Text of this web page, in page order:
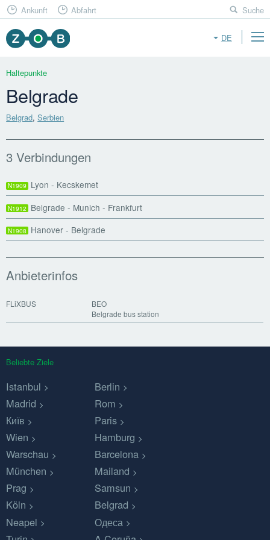
DE
Ankunft Abfahrt Suche
Haltepunkte
Belgrade
Belgrad,Serbien
3 Verbindungen
N1909 Lyon - Kecskemet
N1912 Belgrade - Munich - Frankfurt
N1908 Hanover - Belgrade
Anbieterinfos
FLiXBUS
BEO
Belgrade bus station
Beliebte Ziele
Istanbul
Berlin
Madrid
Rom
Київ
Paris
Wien
Hamburg
Warschau
Barcelona
München
Mailand
Prag
Samsun
Köln
Belgrad
Neapel
Одеса